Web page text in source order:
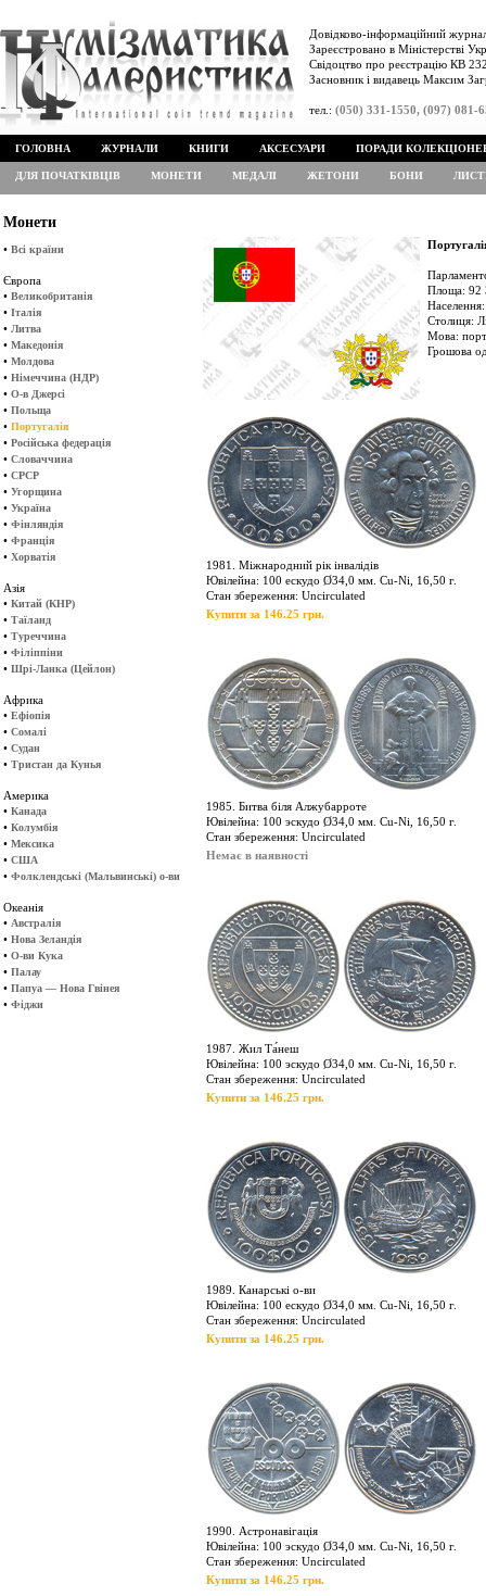
Довідково-інформаційний
Зареєстровано в Міністерстві
Свідоцтво про реєстрацію КВ
Засновник і видавець Максим
тел.: (050) 331-1550, (097) 081-
ГОЛОВНА ЖУРНАЛИ КНИГИ АКСЕСУАРИ ПОРАДИ
ДЛЯ ПОЧАТКІВЦІВ МОНЕТИ МЕДАЛІ ЖЕТОНИ БОНИ
Монети
• Всі країни
Європа
• Великобританія
• Італія
• Литва
• Македонія
• Молдова
• Німеччина (НДР)
• О-в Джерсі
• Польща
• Португалія
• Російська федерація
• Словаччина
• СРСР
• Угорщина
• Україна
• Фінляндія
• Франція
• Хорватія
Азія
• Китай (КНР)
• Таїланд
• Туреччина
• Філіппіни
• Шрі-Ланка (Цейлон)
Африка
• Ефіопія
• Сомалі
• Судан
• Тристан да Кунья
Америка
• Канада
• Колумбія
• Мексика
• США
• Фолклендські (Мальвинські) о-ви
Океанія
• Австралія
• Нова Зеландія
• О-ви Кука
• Палау
• Папуа — Нова Гвінея
• Фіджи
Площа: 92
Столиця:
Мова:
Грошова
1981. Міжнародний рік інвалідів
Ювілейна: 100 ескудо Ø34,0 мм. Cu-Ni, 16,50 г.
Стан збереження: Uncirculated
Купити за 146.25 грн.
1985. Битва біля Алжубарроте
Ювілейна: 100 эскудо Ø34,0 мм. Cu-Ni, 16,50 г.
Стан збереження: Uncirculated
Немає в наявності
1987. Жил Та́неш
Ювілейна: 100 эскудо Ø34,0 мм. Cu-Ni, 16,50 г.
Стан збереження: Uncirculated
Купити за 146.25 грн.
1989. Канарські о-ви
Ювілейна: 100 ескудо Ø34,0 мм. Cu-Ni, 16,50 г.
Стан збереження: Uncirculated
Купити за 146.25 грн.
1990. Астронавігація
Ювілейна: 100 эскудо Ø34,0 мм. Cu-Ni, 16,50 г.
Стан збереження: Uncirculated
Купити за 146.25 грн.